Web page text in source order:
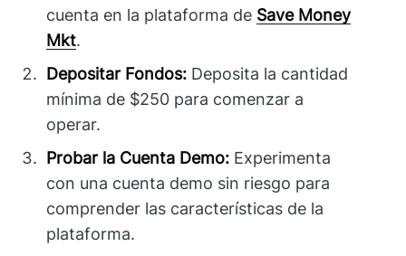
cuenta en la plataforma de Save Money
Mkt.
Depositar Fondos: Deposita la cantidad
mínima de $250 para comenzar a
operar.
Probar la Cuenta Demo: Experimenta
con una cuenta demo sin riesgo para
comprender las características de la
plataforma.